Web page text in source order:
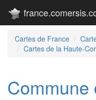
Cartes de France
Cartes de la Haute-
Commune